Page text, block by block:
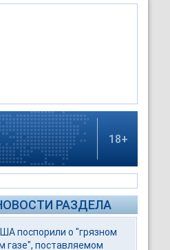
18+
РАЗДЕЛА
поспорили о "грязном
газе", поставляемом